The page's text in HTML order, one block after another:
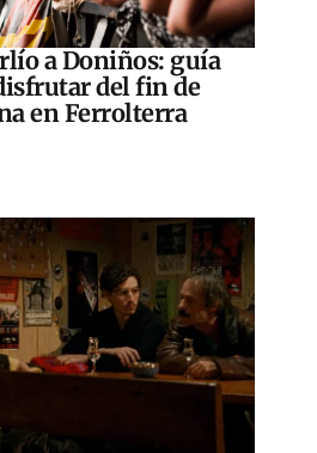
a Doniños: guía
del fin de
en Ferrolterra